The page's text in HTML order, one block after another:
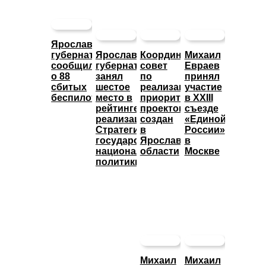
Ярославский
губернатор
сообщил
о 88
сбитых
беспилотниках
Ярославский
губернатор
занял
шестое
место в
рейтинге
реализации
Стратегии
государственной
национальной
политики
Координационный
совет
по
реализации
приоритетных
проектов
создан
в
Ярославской
области
Михаил
Евраев
принял
участие
в XXIII
съезде
«Единой
России»
в
Москве
Михаил Михаил